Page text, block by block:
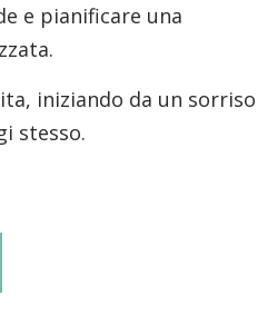
e pianificare una
iniziando da un sorriso
stesso.